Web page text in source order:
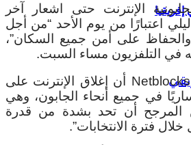
الإنترنت حتى اشعار آخر
اعتبارًا من يوم الأحد “من أجل
على أمن جميع السكان”،
في التلفزيون مساء السبت.
وأكد مرصد الإنترنت Netblocks أن إغلاق الإنترنت على
في جميع أنحاء الجابون، وهي
المرجح أن تحد بشدة من قدرة
فترة الانتخابات”.